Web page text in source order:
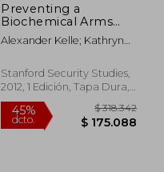
Preventing a
Biochemical Arms
Race (en Inglés)
Alexander Kelle; Kathryn
Stanford Security Studies,
2012, 1 Edición, Tapa Dura,
Nuevo